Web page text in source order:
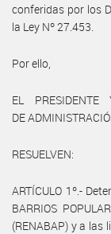
conferidas por los
la Ley Nº 27.453.
Por ello,
EL
DE
RESUELVEN:
ARTÍCULO 1º.-
BARRIOS
(RENABAP) y a las